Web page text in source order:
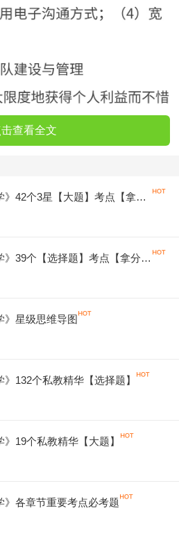
击查看全文
》42个3星【大题】考点【拿分
》39个【选择题】考点【拿分必
》星级思维导图
132个私教精华【选择题】
19个私教精华【大题】
》各章节重要考点必考题